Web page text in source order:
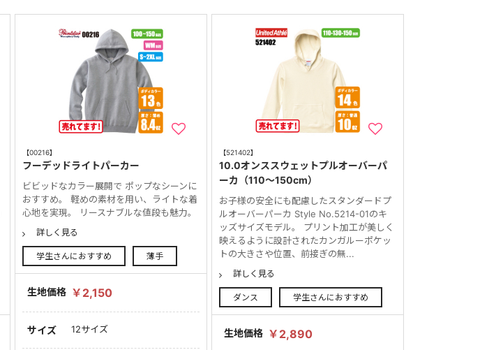
【00216】
フーデッドライトパーカー
ビビッドなカラー展開で ポップなシーンに
おすすめ。 軽めの素材を用い、ライトな着
心地を実現。 リースナブルな値段も魅力。
詳しく見る
学生さんにおすすめ 薄手
生地価格 ￥2,150
サイズ 12サイズ
【521402】
10.0オンススウェットプルオーバーパ
ーカ（110～150cm）
お子様の安全にも配慮したスタンダードプ
ルオーバーパーカ Style No.5214-01のキ
ッズサイズモデル。 プリント加工が美しく
映えるように設計されたカンガルーポケッ
トの大きさや位置、前接ぎの無...
詳しく見る
ダンス 学生さんにおすすめ
生地価格 ￥2,890